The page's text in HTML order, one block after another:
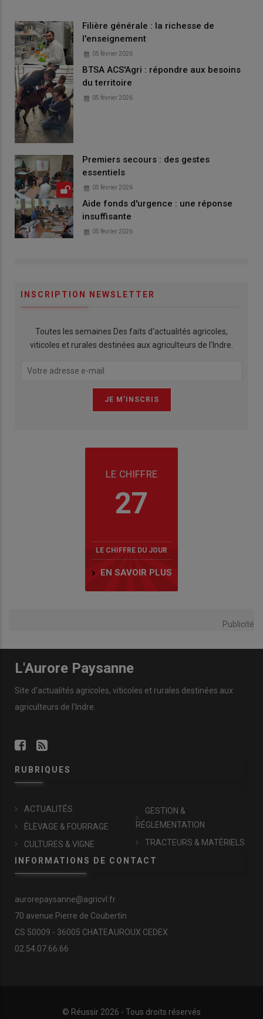
Filière générale : la richesse de
l'enseignement
05 février 2026
BTSA ACS'Agri : répondre aux besoins
du territoire
05 février 2026
Premiers secours : des gestes
essentiels
05 février 2026
Aide fonds d'urgence : une réponse
insuffisante
05 février 2026
INSCRIPTION NEWSLETTER
Toutes les semaines Des faits d'actualités agricoles,
viticoles et rurales destinées aux agriculteurs de l'Indre.
LE CHIFFRE
27
LE CHIFFRE DU JOUR
EN SAVOIR PLUS
Publicité
L'Aurore Paysanne
Site d'actualités agricoles, viticoles et rurales destinées aux
agriculteurs de l'Indre.
RUBRIQUES
ACTUALITÉS
ÉLEVAGE & FOURRAGE
CULTURES & VIGNE
GESTION &
RÉGLEMENTATION
TRACTEURS & MATÉRIELS
INFORMATIONS DE CONTACT
aurorepaysanne@agricvl.fr
70 avenue Pierre de Coubertin
CS 50009 - 36005 CHATEAUROUX CEDEX
02.54.07.66.66
© Réussir 2026 - Tous droits réservés